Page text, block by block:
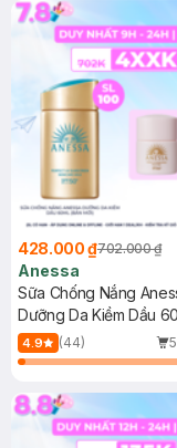
SPF 50+ 20ml (SL Có
428.000 ₫702.000 ₫
Anessa
Sữa Chống Nắng
Dưỡng Da Kiềm Dầu
Mới)
4.9 (44)